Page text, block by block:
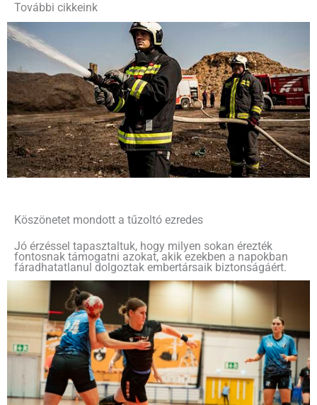
További cikkeink
Köszönetet mondott a tűzoltó ezredes
Jó érzéssel tapasztaltuk, hogy milyen sokan érezték
fontosnak támogatni azokat, akik ezekben a napokban
fáradhatatlanul dolgoztak embertársaik biztonságáért.